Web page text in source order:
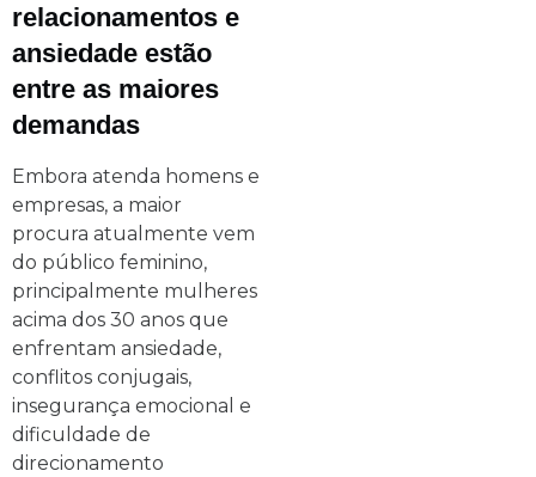
relacionamentos e
ansiedade estão
entre as maiores
demandas
Embora atenda homens e
empresas, a maior
procura atualmente vem
do público feminino,
principalmente mulheres
acima dos 30 anos que
enfrentam ansiedade,
conflitos conjugais,
insegurança emocional e
dificuldade de
direcionamento